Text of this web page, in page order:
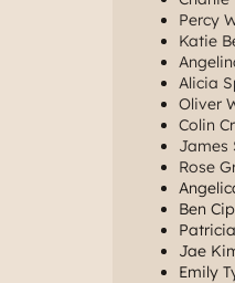
Percy
Katie
Alicia
Oliver
Colin
James
Rose
Ben
Jae
Emily